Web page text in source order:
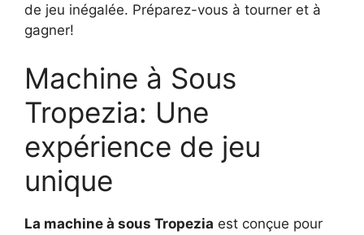
de jeu inégalée. Préparez-vous à tourner et à
gagner!
Machine à Sous
Tropezia: Une
expérience de jeu
unique
La machine à sous Tropezia est conçue pour